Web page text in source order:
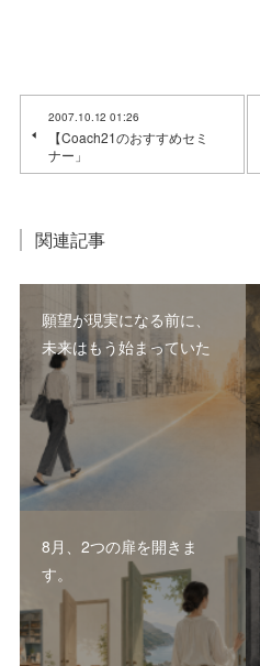
2007.10.12 01:26
【Coach21のおすすめセミ
ナー」
関連記事
願望が現実になる前に、
未来はもう始まっていた
8月、2つの扉を開きま
す。